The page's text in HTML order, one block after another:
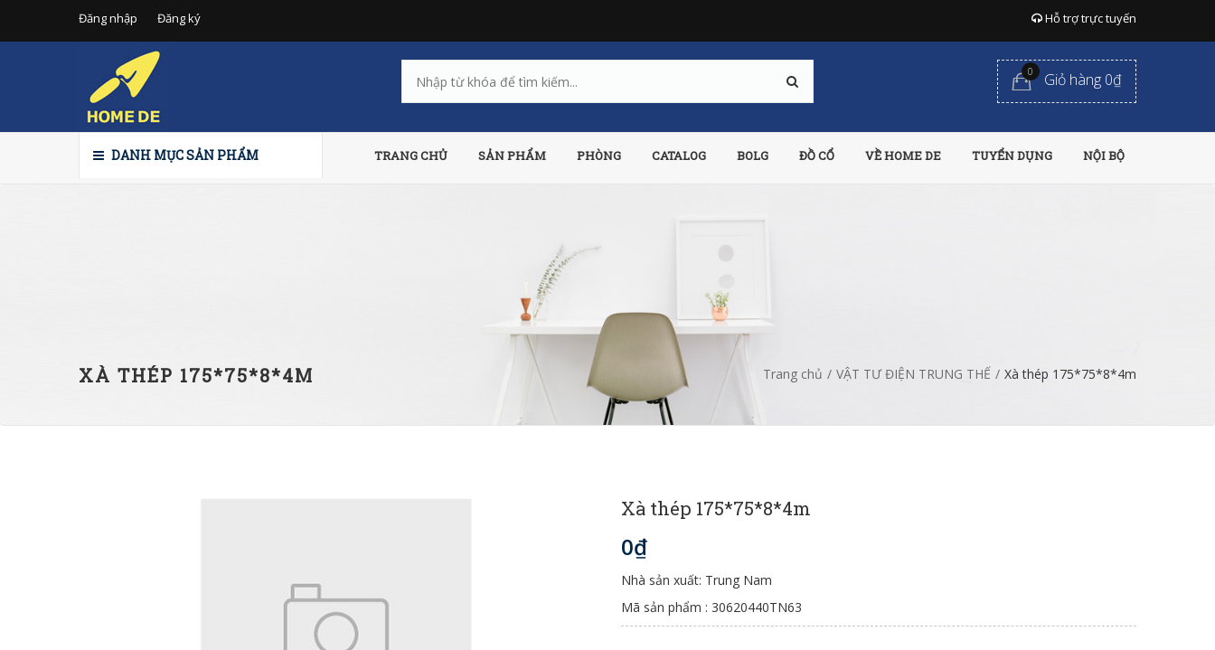
Đăng nhập Đăng ký Hỗ trợ trực tuyến
0 Giỏ hàng 0₫
DANH MỤC SẢN PHẨM TRANG CHỦ SẢN PHẨM PHÒNG CATALOG BOLG ĐỒ CỔ VỀ HOME DE TUYỂN DỤNG NỘI BỘ
XÀ THÉP 175*75*8*4M Trang chủ / VẬT TƯ ĐIỆN TRUNG THẾ / Xà thép 175*75*8*4m
Xà thép 175*75*8*4m
0₫
Nhà sản xuất: Trung Nam
Mã sản phẩm : 30620440TN63